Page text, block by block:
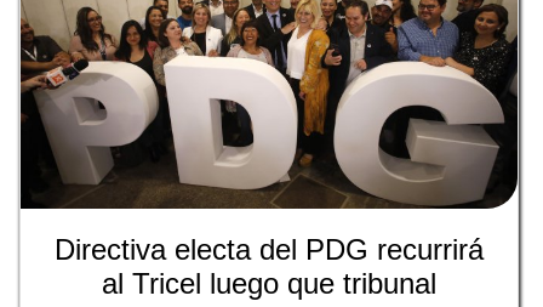
Directiva electa del PDG recurrirá
al Tricel luego que tribunal